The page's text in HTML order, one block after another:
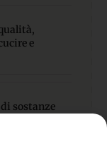
e
sostanze